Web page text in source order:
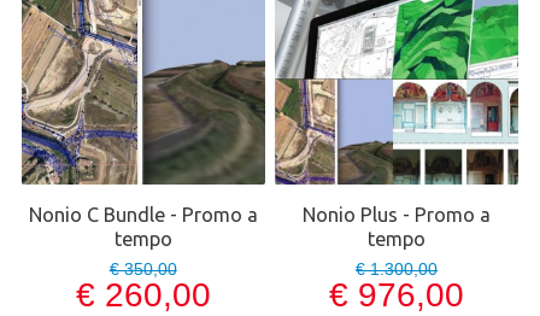
Nonio C Bundle - Promo a
tempo
€ 350,00
€ 260,00
Nonio Plus - Promo a
tempo
€ 1.300,00
€ 976,00